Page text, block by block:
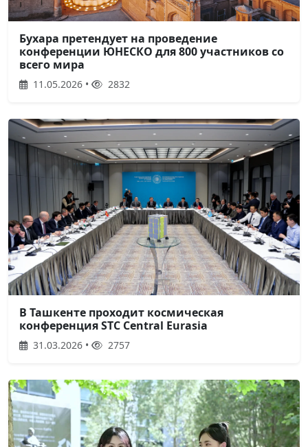
Бухара претендует на проведение
конференции ЮНЕСКО для 800 участников со
всего мира
11.05.2026 • 2832
В Ташкенте проходит космическая
конференция STC Central Eurasia
31.03.2026 • 2757